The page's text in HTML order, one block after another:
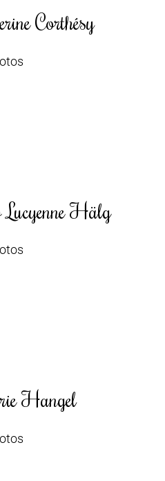
Corthésy
Hälg
Hangel